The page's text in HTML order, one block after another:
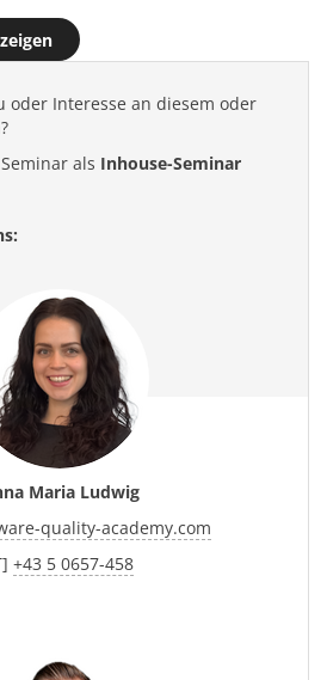
oder Interesse an diesem oder
als Inhouse-Seminar
Maria Ludwig
quality-academy.com
+43 5 0657-458